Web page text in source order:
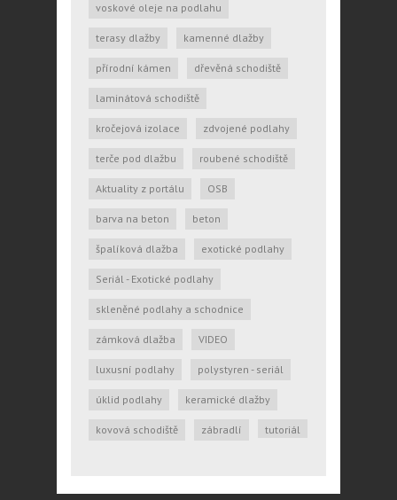
voskové oleje na podlahu
terasy dlažby kamenné dlažby
přírodní kámen dřevěná schodiště
laminátová schodiště
kročejová izolace zdvojené podlahy
terče pod dlažbu roubené schodiště
Aktuality z portálu OSB
barva na beton beton
špalíková dlažba exotické podlahy
Seriál - Exotické podlahy
skleněné podlahy a schodnice
zámková dlažba VIDEO
luxusní podlahy polystyren - seriál
úklid podlahy keramické dlažby
kovová schodiště zábradlí tutoriál